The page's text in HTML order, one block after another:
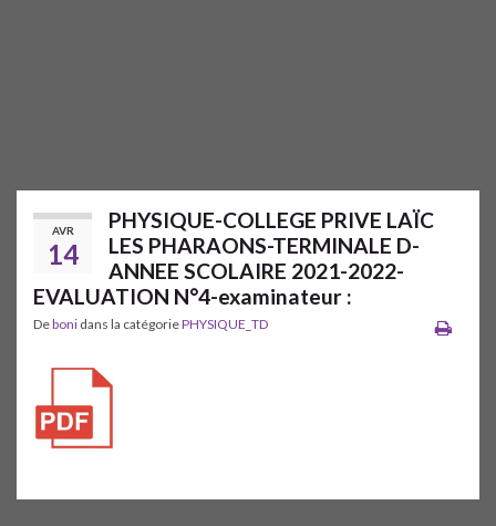
AVR
14
PHYSIQUE-COLLEGE PRIVE LAÏC
LES PHARAONS-TERMINALE D-
ANNEE SCOLAIRE 2021-2022-
EVALUATION N°4-examinateur :
Deboni dans la catégoriePHYSIQUE_TD